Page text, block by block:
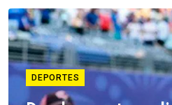
DEPORTES